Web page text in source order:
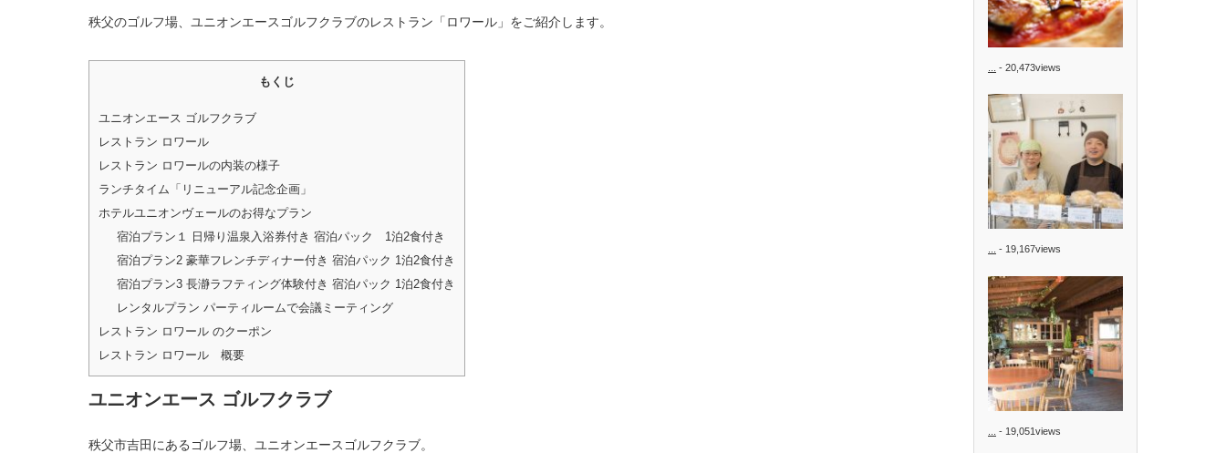
秩父のゴルフ場、ユニオンエースゴルフクラブのレストラン「ロワール」をご紹介します。
もくじ
ユニオンエース ゴルフクラブ
レストラン ロワール
レストラン ロワールの内装の様子
ランチタイム「リニューアル記念企画」
ホテルユニオンヴェールのお得なプラン
宿泊プラン１ 日帰り温泉入浴券付き 宿泊パック 1泊2食付き
宿泊プラン2 豪華フレンチディナー付き 宿泊パック 1泊2食付き
宿泊プラン3 長瀞ラフティング体験付き 宿泊パック 1泊2食付き
レンタルプラン パーティルームで会議ミーティング
レストラン ロワール のクーポン
レストラン ロワール 概要
ユニオンエース ゴルフクラブ
秩父市吉田にあるゴルフ場、ユニオンエースゴルフクラブ。
- 20,473views
- 19,167views
- 19,051views